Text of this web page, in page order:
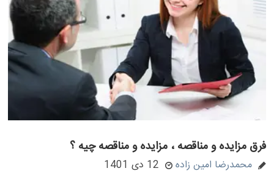
فرق مزایده و مناقصه ، مزایده و مناقصه چیه ؟
محمدرضا امین زاده 12 دی 1401